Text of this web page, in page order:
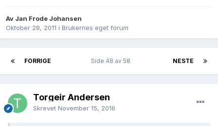
Av Jan Frode Johansen
Oktober 28, 2011 i Brukernes eget forum
FORRIGE NESTE
Side 48 av 58
Torgeir Andersen
Skrevet November 15, 2016